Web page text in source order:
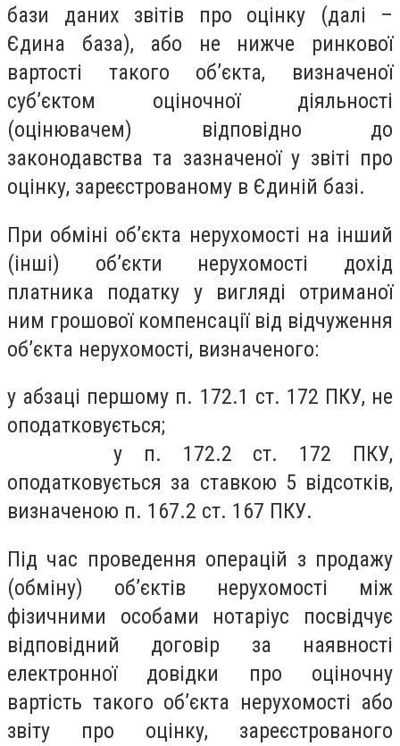
бази даних звітів про оцінку (далі –
Єдина база), або не нижче ринкової
вартості такого об’єкта, визначеної
суб’єктом оціночної діяльності
(оцінювачем) відповідно до
законодавства та зазначеної у звіті про
оцінку, зареєстрованому в Єдиній базі.
При обміні об’єкта нерухомості на інший
(інші) об’єкти нерухомості дохід
платника податку у вигляді отриманої
ним грошової компенсації від відчуження
об’єкта нерухомості, визначеного:
у абзаці першому п. 172.1 ст. 172 ПКУ, не
оподатковується;
у п. 172.2 ст. 172 ПКУ,
оподатковується за ставкою 5 відсотків,
визначеною п. 167.2 ст. 167 ПКУ.
Під час проведення операцій з продажу
(обміну) об’єктів нерухомості між
фізичними особами нотаріус посвідчує
відповідний договір за наявності
електронної довідки про оціночну
вартість такого об’єкта нерухомості або
звіту про оцінку, зареєстрованого